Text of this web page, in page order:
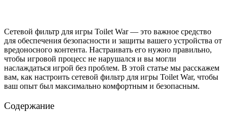
Сетевой фильтр для игры Toilet War — это важное средство
для обеспечения безопасности и защиты вашего устройства от
вредоносного контента. Настраивать его нужно правильно,
чтобы игровой процесс не нарушался и вы могли
наслаждаться игрой без проблем. В этой статье мы расскажем
вам, как настроить сетевой фильтр для игры Toilet War, чтобы
ваш опыт был максимально комфортным и безопасным.
Содержание